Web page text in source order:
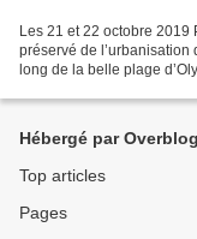
Les 21 et 22 octobre
préservé de l’urbanisation
long de la belle plage
Hébergé par Overblog
Top articles
Pages